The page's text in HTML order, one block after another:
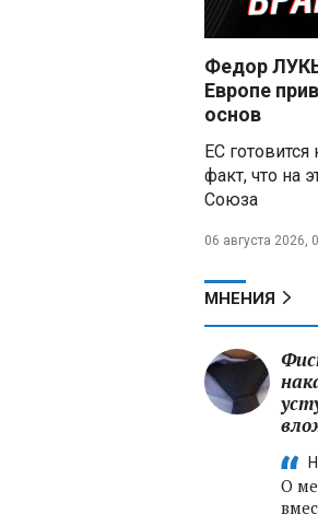
Федор
Европе
основ
ЕС
факт, что на
Союза
06 августа 2026,
МНЕНИЯ
О